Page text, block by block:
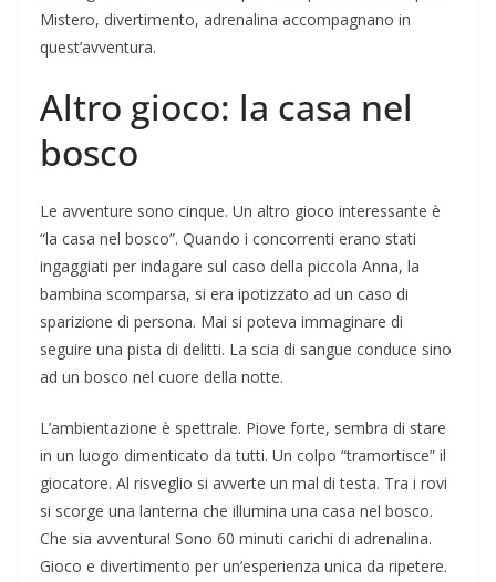
Mistero, divertimento, adrenalina accompagnano in
quest’avventura.
Altro gioco: la casa nel
bosco
Le avventure sono cinque. Un altro gioco interessante è
“la casa nel bosco”. Quando i concorrenti erano stati
ingaggiati per indagare sul caso della piccola Anna, la
bambina scomparsa, si era ipotizzato ad un caso di
sparizione di persona. Mai si poteva immaginare di
seguire una pista di delitti. La scia di sangue conduce sino
ad un bosco nel cuore della notte.
L’ambientazione è spettrale. Piove forte, sembra di stare
in un luogo dimenticato da tutti. Un colpo “tramortisce” il
giocatore. Al risveglio si avverte un mal di testa. Tra i rovi
si scorge una lanterna che illumina una casa nel bosco.
Che sia avventura! Sono 60 minuti carichi di adrenalina.
Gioco e divertimento per un’esperienza unica da ripetere.